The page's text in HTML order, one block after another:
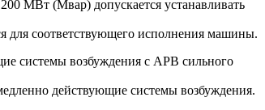
МВт (Мвар) допускается устанавливать
для соответствующего исполнения машины.
системы возбуждения с АРВ сильного
действующие системы возбуждения.